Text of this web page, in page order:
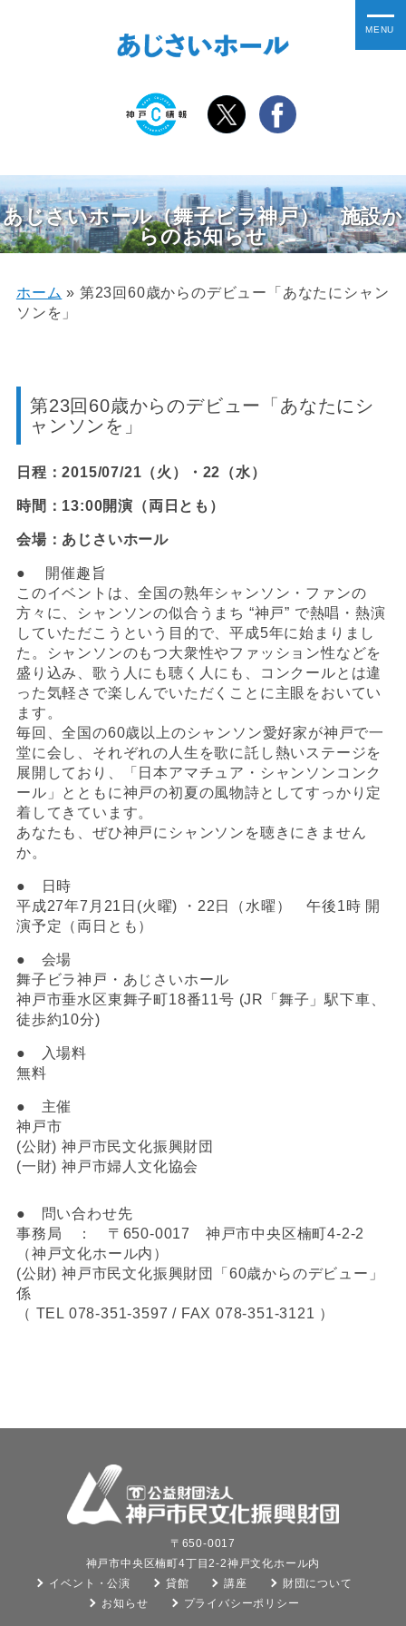
あじさいホール（舞子ビラ神戸） 施設か
らのお知らせ
ホーム » 第23回60歳からのデビュー「あなたにシャン
ソンを」
第23回60歳からのデビュー「あなたにシ
ャンソンを」
日程：2015/07/21（火）・22（水）
時間：13:00開演（両日とも）
会場：あじさいホール
● 開催趣旨
このイベントは、全国の熟年シャンソン・ファンの
方々に、シャンソンの似合うまち “神戸” で熱唱・熱演
していただこうという目的で、平成5年に始まりまし
た。シャンソンのもつ大衆性やファッション性などを
盛り込み、歌う人にも聴く人にも、コンクールとは違
った気軽さで楽しんでいただくことに主眼をおいてい
ます。
毎回、全国の60歳以上のシャンソン愛好家が神戸で一
堂に会し、それぞれの人生を歌に託し熱いステージを
展開しており、「日本アマチュア・シャンソンコンク
ール」とともに神戸の初夏の風物詩としてすっかり定
着してきています。
あなたも、ぜひ神戸にシャンソンを聴きにきません
か。
● 日時
平成27年7月21日(火曜) ・22日（水曜） 午後1時 開
演予定（両日とも）
● 会場
舞子ビラ神戸・あじさいホール
神戸市垂水区東舞子町18番11号 (JR「舞子」駅下車、
徒歩約10分)
● 入場料
無料
● 主催
神戸市
(公財) 神戸市民文化振興財団
(一財) 神戸市婦人文化協会
● 問い合わせ先
事務局 ： 〒650-0017 神戸市中央区楠町4-2-2
（神戸文化ホール内）
(公財) 神戸市民文化振興財団「60歳からのデビュー」
係
（ TEL 078-351-3597 / FAX 078-351-3121 ）
〒650-0017
神戸市中央区楠町4丁目2-2神戸文化ホール内
イベント・公演
貸館 講座
財団について
お知らせ
プライバシーポリシー